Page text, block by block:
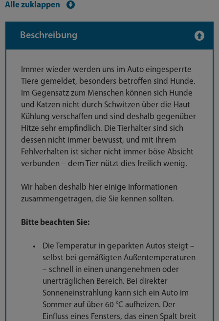
Alle zuklappen
Beschreibung
Immer wieder werden uns im Auto eingesperrte
Tiere gemeldet, besonders betroffen sind Hunde.
Im Gegensatz zum Menschen können sich Hunde
und Katzen nicht durch Schwitzen über die Haut
Kühlung verschaffen und sind deshalb gegenüber
Hitze sehr empfindlich. Die Tierhalter sind sich
dessen nicht immer bewusst, und mit ihrem
Fehlverhalten ist sicher nicht immer böse Absicht
verbunden – dem Tier nützt dies freilich wenig.
Wir haben deshalb hier einige Informationen
zusammengetragen, die Sie kennen sollten.
Bitte beachten Sie:
Die Temperatur in geparkten Autos steigt –
selbst bei gemäßigten Außentemperaturen
– schnell in einen unangenehmen oder
unerträglichen Bereich. Bei direkter
Sonneneinstrahlung kann sich ein Auto im
Sommer auf über 60 °C aufheizen. Der
Einfluss eines Fensters, das einen Spalt breit